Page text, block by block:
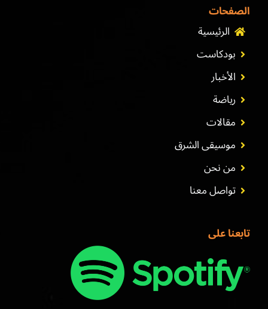
الصفحات
الرئيسية
بودكاست
الأخبار
رياضة
مقالات
موسيقى الشرق
من نحن
تواصل معنا
تابعنا على